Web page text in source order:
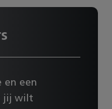
en een
jij wilt